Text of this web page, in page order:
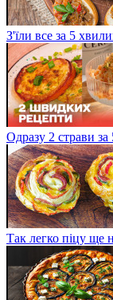
З'їли все за 5
Одразу 2 страви за
Так легко піцу ще